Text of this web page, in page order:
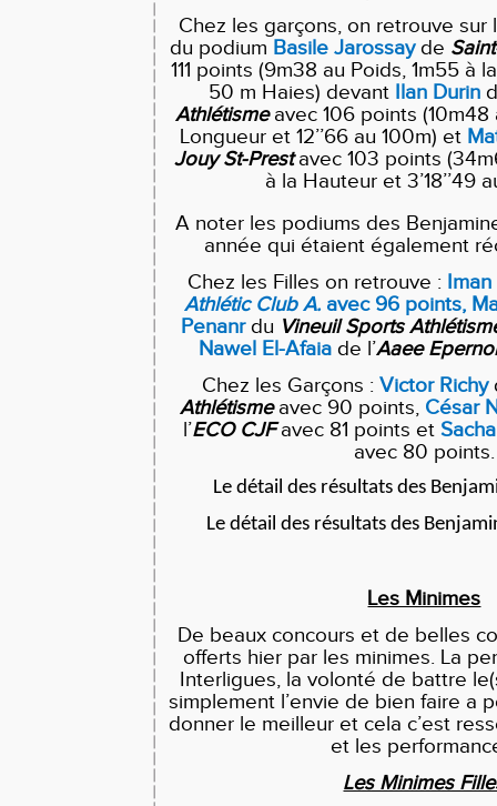
Chez les garçons, on retrouve sur
du podium Basile Jarossay de
111 points (9m38 au Poids, 1m55 à
50 m Haies) devant Ilan Durin
Athlétismeavec 106 points (10m48
Longueur et 12’’66 au 100m) et
Jouy St-Prestavec 103 points
à la Hauteur et 3’18’’49
A noter les podiums des
année qui étaient également
Chez les Filles on retrouve :
Athlétic Club A. avec 96 points,
Penanr du Vineuil Sports
Nawel El-Afaia de l’Aaee
Chez les Garçons : Victor Richy
Athlétismeavec 90 points, César
l’ECO CJFavec 81 points et
avec 80 points.
Le détail des résultats des
Le détail des résultats des
Les Minimes
De beaux concours et de belles
offerts hier par les minimes. La
Interligues, la volonté de battre
simplement l’envie de bien faire a
donner le meilleur et cela c’est
et les
Les Minimes